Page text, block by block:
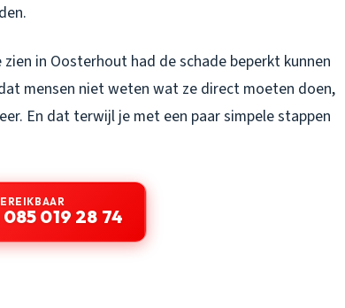
in Oosterhout had de schade beperkt kunnen
mensen niet weten wat ze direct moeten doen,
En dat terwijl je met een paar simpele stappen
085 019 28 74